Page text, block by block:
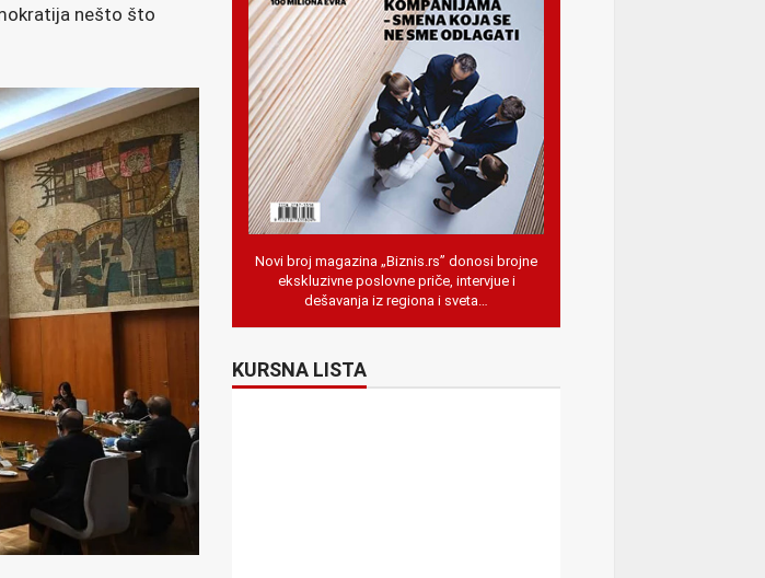
nešto što
Novi broj magazina „Biznis.rs” donosi brojne
ekskluzivne poslovne priče, intervjue i
dešavanja iz regiona i sveta…
KURSNA LISTA